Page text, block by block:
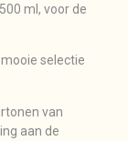
ml, voor de
selectie
van
aan de